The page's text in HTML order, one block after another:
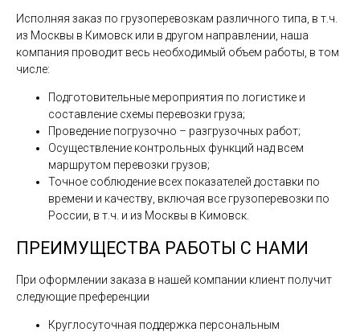
Исполняя заказ по грузоперевозкам различного типа, в т.ч.
из Москвы в Кимовск или в другом направлении, наша
компания проводит весь необходимый объем работы, в том
числе:
Подготовительные мероприятия по логистике и
составление схемы перевозки груза;
Проведение погрузочно – разгрузочных работ;
Осуществление контрольных функций над всем
маршрутом перевозки грузов;
Точное соблюдение всех показателей доставки по
времени и качеству, включая все грузоперевозки по
России, в т.ч. и из Москвы в Кимовск.
ПРЕИМУЩЕСТВА РАБОТЫ С НАМИ
При оформлении заказа в нашей компании клиент получит
следующие преференции
Круглосуточная поддержка персональным